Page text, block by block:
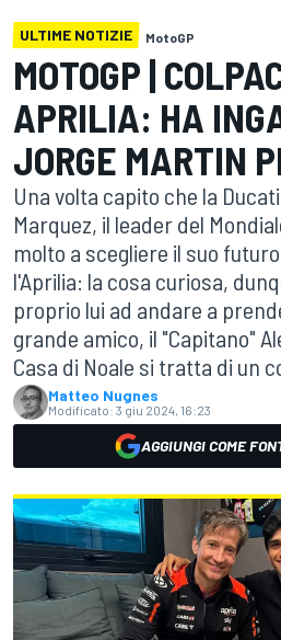
ULTIME NOTIZIE MotoGP
MOTOGP |
APRILIA: HA
JORGE MARTIN
Una volta capito che la
Marquez, il leader del
molto a scegliere il suo
l'Aprilia: la cosa curiosa,
proprio lui ad andare a
grande amico, il "Capitano"
Casa di Noale si tratta di un
Matteo Nugnes
Modificato: 3 giu 2024, 16:23
AGGIUNGI COME